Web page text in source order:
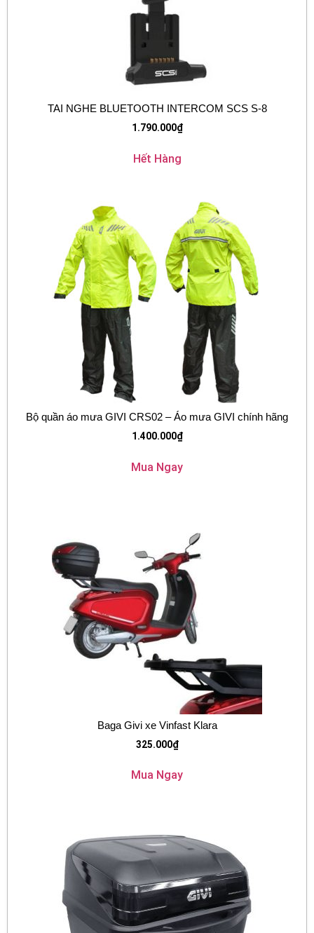
TAI NGHE BLUETOOTH INTERCOM SCS S-8
1.790.000₫
Hết Hàng
Bộ quần áo mưa GIVI CRS02 – Áo mưa GIVI chính hãng
1.400.000₫
Mua Ngay
Baga Givi xe Vinfast Klara
325.000₫
Mua Ngay